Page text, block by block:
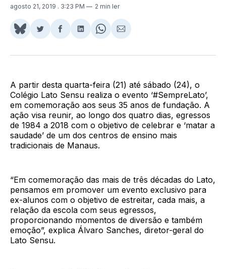
agosto 21, 2019 . 3:23 PM 2 min ler
Share
BlueSky
Compartilhar
Twitter
Compartilhar
Facebook
Compartilhar
LinkedIn
Share
WhatsApp
Compartilhar
Email
A partir desta quarta-feira (21) até sábado (24), o
Colégio Lato Sensu realiza o evento ‘#SempreLato’,
em comemoração aos seus 35 anos de fundação. A
ação visa reunir, ao longo dos quatro dias, egressos
de 1984 a 2018 com o objetivo de celebrar e ‘matar a
saudade’ de um dos centros de ensino mais
tradicionais de Manaus.
“Em comemoração das mais de três décadas do Lato,
pensamos em promover um evento exclusivo para
ex-alunos com o objetivo de estreitar, cada mais, a
relação da escola com seus egressos,
proporcionando momentos de diversão e também
emoção”, explica Álvaro Sanches, diretor-geral do
Lato Sensu.